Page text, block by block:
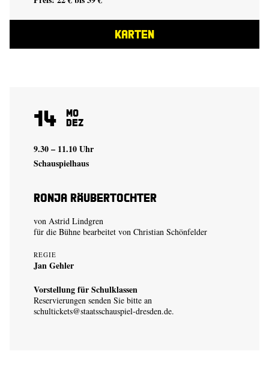
KARTEN
14 Mo
Dez
9.30 – 11.10 Uhr
Schauspielhaus
Ronja Räubertochter
von Astrid Lindgren
für die Bühne bearbeitet von Christian Schönfelder
REGIE
Jan Gehler
Vorstellung für Schulklassen
Reservierungen senden Sie bitte an
schultickets@staatsschauspiel-dresden.de.